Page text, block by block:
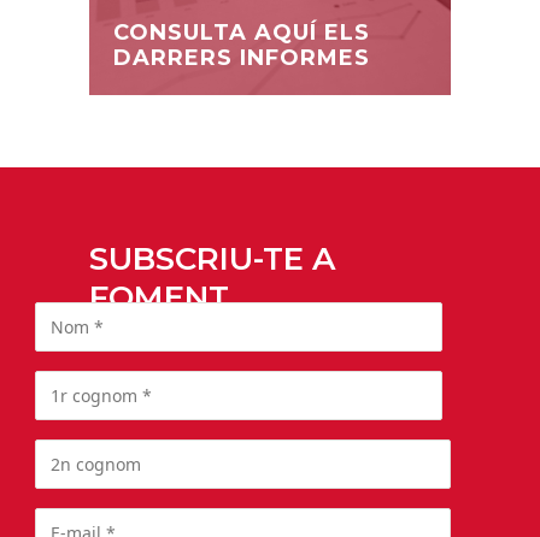
CONSULTA AQUÍ ELS
DARRERS INFORMES
SUBSCRIU-TE A
FOMENT